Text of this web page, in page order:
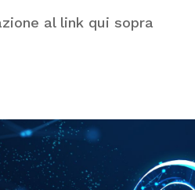
al link qui sopra